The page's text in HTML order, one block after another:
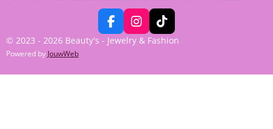
F
A
B
I
N
A
T
I
O
© 2023 - 2026 Beauty's - Jewelry & Fashion
Powered by JouwWeb